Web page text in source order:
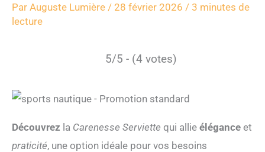
Par Auguste Lumière / 28 février 2026 / 3 minutes de
lecture
5/5 - (4 votes)
Découvrez la Carenesse Serviette qui allie élégance et
praticité, une option idéale pour vos besoins